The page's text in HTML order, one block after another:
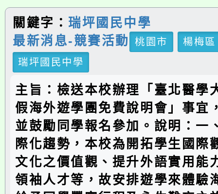
關鍵字： 瑞坪國民中學
最新消息-競賽活動
桃園市
楊梅區
瑞坪國民中學
主旨：檢送本校辦理「臺北醫學
假海外遊學團免費說明會」事宜
並鼓勵同學報名參加。說明：一
際化趨勢，本校為開拓學生國際
文化之價值觀、提升外語實用能
領袖人才等，故安排遊學來體驗